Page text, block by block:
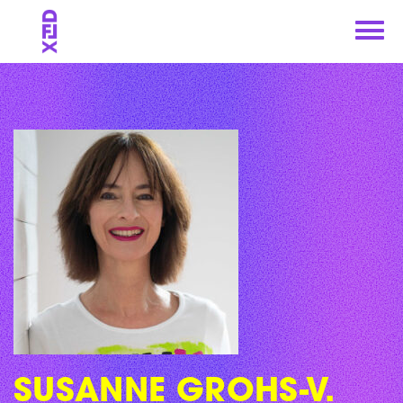
to
content
SUSANNE GROHS-V.